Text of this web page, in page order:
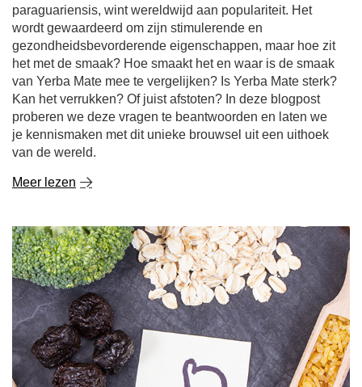
paraguariensis, wint wereldwijd aan populariteit. Het
wordt gewaardeerd om zijn stimulerende en
gezondheidsbevorderende eigenschappen, maar hoe zit
het met de smaak? Hoe smaakt het en waar is de smaak
van Yerba Mate mee te vergelijken? Is Yerba Mate sterk?
Kan het verrukken? Of juist afstoten? In deze blogpost
proberen we deze vragen te beantwoorden en laten we
je kennismaken met dit unieke brouwsel uit een uithoek
van de wereld.
Meer lezen